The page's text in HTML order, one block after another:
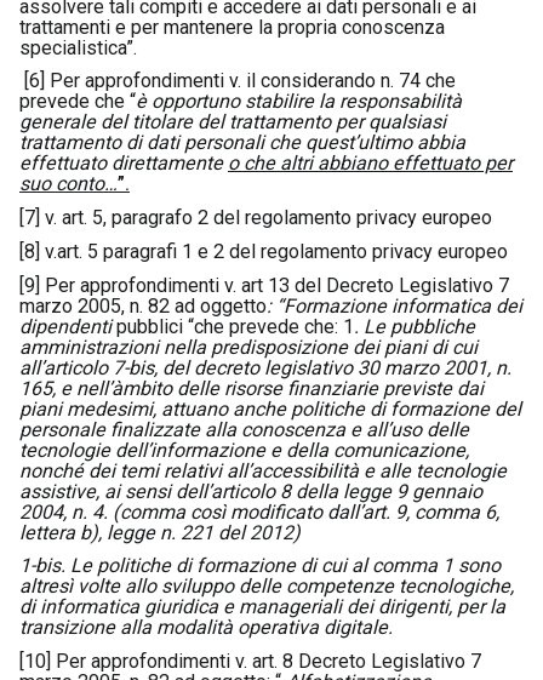
assolvere tali compiti e accedere ai dati personali e ai
trattamenti e per mantenere la propria conoscenza
specialistica”.
[6]
Per approfondimenti v. il considerando n. 74 che
prevede che “è opportuno stabilire la responsabilità
generale del titolare del trattamento per qualsiasi
trattamento di dati personali che quest’ultimo abbia
effettuato direttamente o che altri abbiano effettuato per
suo conto…”.
[7] v. art. 5, paragrafo 2 del regolamento privacy europeo
[8] v.art. 5 paragrafi 1 e 2 del regolamento privacy europeo
[9] Per approfondimenti v. art 13 del Decreto Legislativo 7
marzo 2005, n. 82 ad oggetto: “Formazione informatica dei
dipendentipubblici “che prevede che: 1. Le pubbliche
amministrazioni nella predisposizione dei piani di cui
all’articolo 7-bis, del decreto legislativo 30 marzo 2001, n.
165, e nell’àmbito delle risorse finanziarie previste dai
piani medesimi, attuano anche politiche di formazione del
personale finalizzate alla conoscenza e all’uso delle
tecnologie dell’informazione e della comunicazione,
nonché dei temi relativi all’accessibilità e alle tecnologie
assistive, ai sensi dell’articolo 8 della legge 9 gennaio
2004, n. 4. (comma così modificato dall’art. 9, comma 6,
lettera b), legge n. 221 del 2012)
1-bis. Le politiche di formazione di cui al comma 1 sono
altresì volte allo sviluppo delle competenze tecnologiche,
di informatica giuridica e manageriali dei dirigenti, per la
transizione alla modalità operativa digitale.
[10] Per approfondimenti v. art. 8 Decreto Legislativo 7